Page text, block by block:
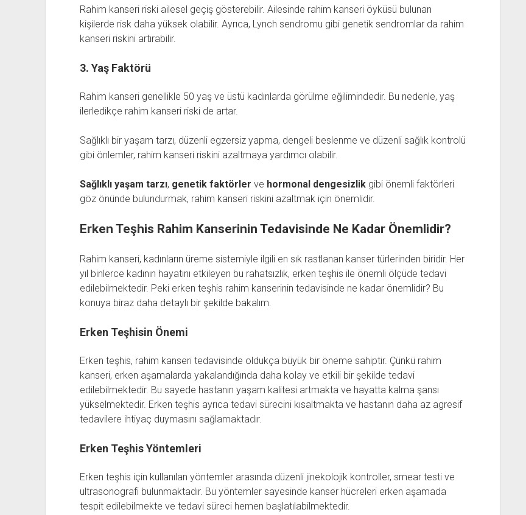
Rahim kanseri riski ailesel geçiş gösterebilir. Ailesinde rahim kanseri öyküsü bulunan
kişilerde risk daha yüksek olabilir. Ayrıca, Lynch sendromu gibi genetik sendromlar da rahim
kanseri riskini artırabilir.
3. Yaş Faktörü
Rahim kanseri genellikle 50 yaş ve üstü kadınlarda görülme eğilimindedir. Bu nedenle, yaş
ilerledikçe rahim kanseri riski de artar.
Sağlıklı bir yaşam tarzı, düzenli egzersiz yapma, dengeli beslenme ve düzenli sağlık kontrolü
gibi önlemler, rahim kanseri riskini azaltmaya yardımcı olabilir.
Sağlıklı yaşam tarzı, genetik faktörler ve hormonal dengesizlikgibi önemli faktörleri
göz önünde bulundurmak, rahim kanseri riskini azaltmak için önemlidir.
Erken Teşhis Rahim Kanserinin Tedavisinde Ne Kadar Önemlidir?
Rahim kanseri, kadınların üreme sistemiyle ilgili en sık rastlanan kanser türlerinden biridir. Her
yıl binlerce kadının hayatını etkileyen bu rahatsızlık, erken teşhis ile önemli ölçüde tedavi
edilebilmektedir. Peki erken teşhis rahim kanserinin tedavisinde ne kadar önemlidir? Bu
konuya biraz daha detaylı bir şekilde bakalım.
Erken Teşhisin Önemi
Erken teşhis, rahim kanseri tedavisinde oldukça büyük bir öneme sahiptir. Çünkü rahim
kanseri, erken aşamalarda yakalandığında daha kolay ve etkili bir şekilde tedavi
edilebilmektedir. Bu sayede hastanın yaşam kalitesi artmakta ve hayatta kalma şansı
yükselmektedir. Erken teşhis ayrıca tedavi sürecini kısaltmakta ve hastanın daha az agresif
tedavilere ihtiyaç duymasını sağlamaktadır.
Erken Teşhis Yöntemleri
Erken teşhis için kullanılan yöntemler arasında düzenli jinekolojik kontroller, smear testi ve
ultrasonografi bulunmaktadır. Bu yöntemler sayesinde kanser hücreleri erken aşamada
tespit edilebilmekte ve tedavi süreci hemen başlatılabilmektedir.